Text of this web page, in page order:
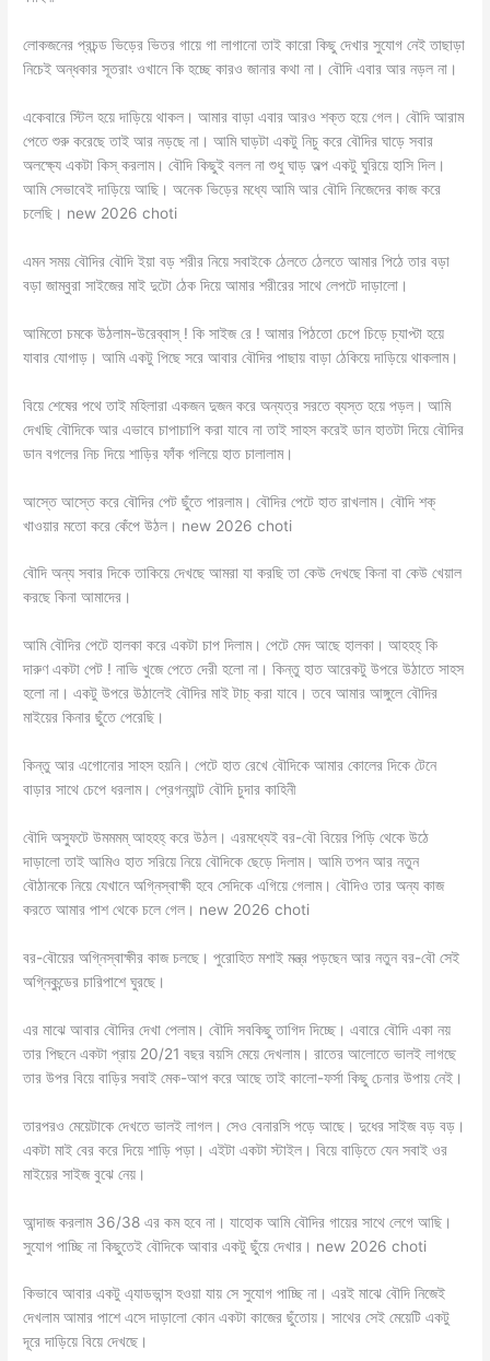
লোকজনের প্রচন্ড ভিড়ের ভিতর গায়ে গা লাগানো তাই কারো কিছু দেখার সুযোগ নেই তাছাড়া
নিচেই অন্ধকার সূতরাং ওখানে কি হচ্ছে কারও জানার কথা না। বৌদি এবার আর নড়ল না।
একেবারে স্টিল হয়ে দাড়িয়ে থাকল। আমার বাড়া এবার আরও শক্ত হয়ে গেল। বৌদি আরাম
পেতে শুরু করেছে তাই আর নড়ছে না। আমি ঘাড়টা একটু নিচু করে বৌদির ঘাড়ে সবার
অলক্ষ্যে একটা কিস্ করলাম। বৌদি কিছুই বলল না শুধু ঘাড় অল্প একটু ঘুরিয়ে হাসি দিল।
আমি সেভাবেই দাড়িয়ে আছি। অনেক ভিড়ের মধ্যে আমি আর বৌদি নিজেদের কাজ করে
চলেছি। new 2026 choti
এমন সময় বৌদির বৌদি ইয়া বড় শরীর নিয়ে সবাইকে ঠেলতে ঠেলতে আমার পিঠে তার বড়া
বড়া জাম্বুরা সাইজের মাই দুটো ঠেক দিয়ে আমার শরীরের সাথে লেপটে দাড়ালো।
আমিতো চমকে উঠলাম-উরেব্বাস্ ! কি সাইজ রে ! আমার পিঠতো চেপে চিড়ে চ্যাপ্টা হয়ে
যাবার যোগাড়। আমি একটু পিছে সরে আবার বৌদির পাছায় বাড়া ঠেকিয়ে দাড়িয়ে থাকলাম।
বিয়ে শেষের পথে তাই মহিলারা একজন দুজন করে অন্যত্র সরতে ব্যস্ত হয়ে পড়ল। আমি
দেখছি বৌদিকে আর এভাবে চাপাচাপি করা যাবে না তাই সাহস করেই ডান হাতটা দিয়ে বৌদির
ডান বগলের নিচ দিয়ে শাড়ির ফাঁক গলিয়ে হাত চালালাম।
আস্তে আস্তে করে বৌদির পেট ছুঁতে পারলাম। বৌদির পেটে হাত রাখলাম। বৌদি শক্
খাওয়ার মতো করে কেঁপে উঠল। new 2026 choti
বৌদি অন্য সবার দিকে তাকিয়ে দেখছে আমরা যা করছি তা কেউ দেখছে কিনা বা কেউ খেয়াল
করছে কিনা আমাদের।
আমি বৌদির পেটে হালকা করে একটা চাপ দিলাম। পেটে মেদ আছে হালকা। আহহহ্ কি
দারুণ একটা পেট ! নাভি খুজে পেতে দেরী হলো না। কিন্তু হাত আরেকটু উপরে উঠাতে সাহস
হলো না। একটু উপরে উঠালেই বৌদির মাই টাচ্ করা যাবে। তবে আমার আঙ্গুলে বৌদির
মাইয়ের কিনার ছুঁতে পেরেছি।
কিন্তু আর এগোনোর সাহস হয়নি। পেটে হাত রেখে বৌদিকে আমার কোলের দিকে টেনে
বাড়ার সাথে চেপে ধরলাম। প্রেগন্যান্ট বৌদি চুদার কাহিনী
বৌদি অস্ফুটে উমমমম্ আহহহ্ করে উঠল। এরমধ্যেই বর-বৌ বিয়ের পিড়ি থেকে উঠে
দাড়ালো তাই আমিও হাত সরিয়ে নিয়ে বৌদিকে ছেড়ে দিলাম। আমি তপন আর নতুন
বৌঠানকে নিয়ে যেখানে অগ্নিস্বাক্ষী হবে সেদিকে এগিয়ে গেলাম। বৌদিও তার অন্য কাজ
করতে আমার পাশ থেকে চলে গেল। new 2026 choti
বর-বৌয়ের অগ্নিস্বাক্ষীর কাজ চলছে। পুরোহিত মশাই মন্ত্র পড়ছেন আর নতুন বর-বৌ সেই
অগ্নিকুন্ডের চারিপাশে ঘুরছে।
এর মাঝে আবার বৌদির দেখা পেলাম। বৌদি সবকিছু তাগিদ দিচ্ছে। এবারে বৌদি একা নয়
তার পিছনে একটা প্রায় 20/21 বছর বয়সি মেয়ে দেখলাম। রাতের আলোতে ভালই লাগছে
তার উপর বিয়ে বাড়ির সবাই মেক-আপ করে আছে তাই কালো-ফর্সা কিছু চেনার উপায় নেই।
তারপরও মেয়েটাকে দেখতে ভালই লাগল। সেও বেনারসি পড়ে আছে। দুধের সাইজ বড় বড়।
একটা মাই বের করে দিয়ে শাড়ি পড়া। এইটা একটা স্টাইল। বিয়ে বাড়িতে যেন সবাই ওর
মাইয়ের সাইজ বুঝে নেয়।
আন্দাজ করলাম 36/38 এর কম হবে না। যাহোক আমি বৌদির গায়ের সাথে লেগে আছি।
সুযোগ পাচ্ছি না কিছুতেই বৌদিকে আবার একটু ছুঁয়ে দেখার। new 2026 choti
কিভাবে আবার একটু এ্যাডভান্স হওয়া যায় সে সুযোগ পাচ্ছি না। এরই মাঝে বৌদি নিজেই
দেখলাম আমার পাশে এসে দাড়ালো কোন একটা কাজের ছুঁতোয়। সাথের সেই মেয়েটি একটু
দূরে দাড়িয়ে বিয়ে দেখছে।